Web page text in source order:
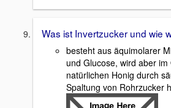
Was ist Invertzucker und wie
besteht aus äquimolarer
und Glucose, wird aber
natürlichen Honig durch
Spaltung von Rohrzucker